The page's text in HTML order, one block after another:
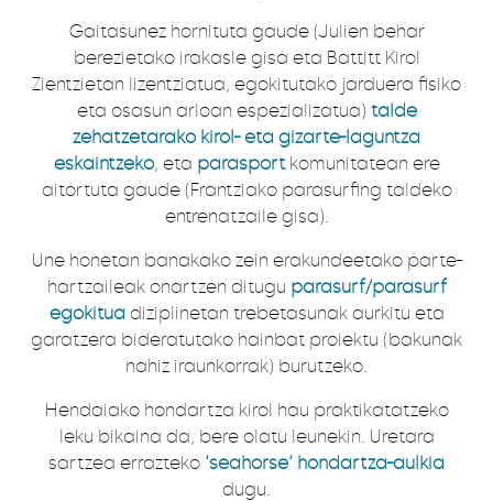
Gaitasunez hornituta gaude (Julien behar
berezietako irakasle gisa eta Battitt Kirol
Zientzietan lizentziatua, egokitutako jarduera fisiko
eta osasun arloan espezializatua) talde
zehatzetarako kirol- eta gizarte-laguntza
eskaintzeko, eta parasportkomunitatean ere
aitortuta gaude (Frantziako parasurfing taldeko
entrenatzaile gisa).
Une honetan banakako zein erakundeetako parte-
hartzaileak onartzen ditugu parasurf/parasurf
egokitua diziplinetan trebetasunak aurkitu eta
garatzera bideratutako hainbat proiektu (bakunak
nahiz iraunkorrak) burutzeko.
Hendaiako hondartza kirol hau praktikatatzeko
leku bikaina da, bere olatu leunekin. Uretara
sartzea errazteko ‘seahorse’ hondartza-aulkia
dugu.